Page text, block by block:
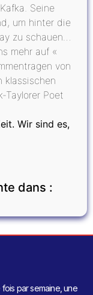
Seine
um hinter die
zu schauen…
mehr auf «
von
klassischen
Taylorer Poet
Wir sind es,
dans :
par semaine, une